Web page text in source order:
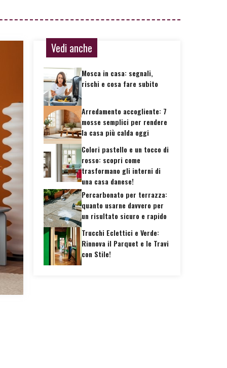
Vedi anche
Mosca in casa: segnali,
rischi e cosa fare subito
Arredamento accogliente: 7
mosse semplici per rendere
la casa più calda oggi
Colori pastello e un tocco di
rosso: scopri come
trasformano gli interni di
una casa danese!
Percarbonato per terrazza:
quanto usarne davvero per
un risultato sicuro e rapido
Trucchi Eclettici e Verde:
Rinnova il Parquet e le Travi
con Stile!